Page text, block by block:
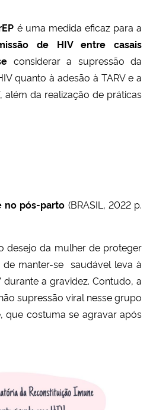
é uma medida eficaz para a
de HIV entre casais
considerar a supressão da
quanto à adesão à TARV e a
além da realização de práticas
no pós-parto (BRASIL, 2022 p.
desejo da mulher de proteger
manter-se saudável leva à
durante a gravidez. Contudo, a
supressão viral nesse grupo
que costuma se agravar após